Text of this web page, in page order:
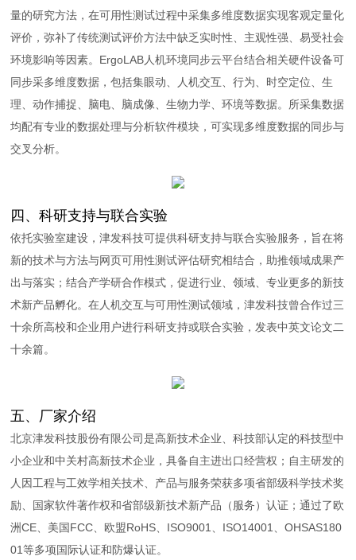
量的研究方法，在可用性测试过程中采集多维度数据实现客观定量化
评价，弥补了传统测试评价方法中缺乏实时性、主观性强、易受社会
环境影响等因素。ErgoLAB人机环境同步云平台结合相关硬件设备可
同步采多维度数据，包括集眼动、人机交互、行为、时空定位、生
理、动作捕捉、脑电、脑成像、生物力学、环境等数据。所采集数据
均配有专业的数据处理与分析软件模块，可实现多维度数据的同步与
交叉分析。
四、科研支持与联合实验
依托实验室建设，津发科技可提供科研支持与联合实验服务，旨在将
新的技术与方法与网页可用性测试评估研究相结合，助推领域成果产
出与落实；结合产学研合作模式，促进行业、领域、专业更多的新技
术新产品孵化。在人机交互与可用性测试领域，津发科技曾合作过三
十余所高校和企业用户进行科研支持或联合实验，发表中英文论文二
十余篇。
五、厂家介绍
北京津发科技股份有限公司是高新技术企业、科技部认定的科技型中
小企业和中关村高新技术企业，具备自主进出口经营权；自主研发的
人因工程与工效学相关技术、产品与服务荣获多项省部级科学技术奖
励、国家软件著作权和省部级新技术新产品（服务）认证；通过了欧
洲CE、美国FCC、欧盟RoHS、ISO9001、ISO14001、OHSAS180
01等多项国际认证和防爆认证。